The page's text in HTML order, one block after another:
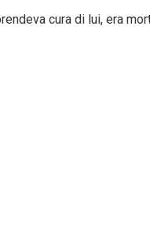
cura di lui, era